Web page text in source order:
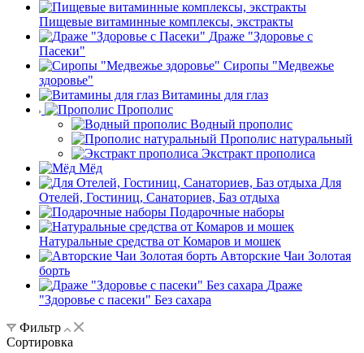
Пищевые витаминные комплексы, экстракты
Драже "Здоровье с
Пасеки"
Сиропы "Медвежье
здоровье"
Витамины для глаз
Прополис
Водный прополис
Прополис натуральный
Экстракт прополиса
Мёд
Для
Отелей, Гостиниц, Санаториев, Баз отдыха
Подарочные наборы
Натуральные средства от Комаров и мошек
Авторские Чаи Золотая
борть
Драже
"Здоровье с пасеки" Без сахара
Фильтр
Сортировка